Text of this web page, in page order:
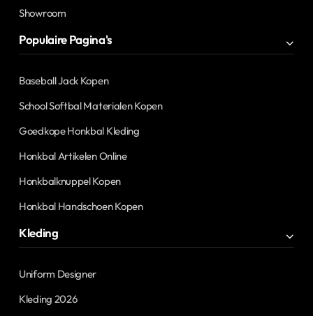
Showroom
Populaire Pagina's
Baseball Jack Kopen
School Softbal Materialen Kopen
Goedkope Honkbal Kleding
Honkbal Artikelen Online
Honkbalknuppel Kopen
Honkbal Handschoen Kopen
Kleding
Uniform Designer
Kleding 2026